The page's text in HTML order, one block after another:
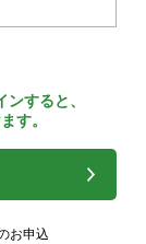
すると、
す。
お申込